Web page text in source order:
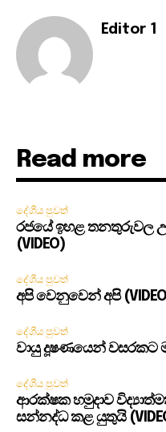
Editor 1
Read more
දේශීය පුවත්
රජයේ ඉහළ තනතුරුවල
(VIDEO)
දේශීය පුවත්
අපි වෙනුවෙන් අපි
දේශීය පුවත්
වායු දූෂණයෙන් වසරකට
දේශීය පුවත්
ආරක්ෂක හමුදාව
සන්නද්ධ කළ යුතුයි